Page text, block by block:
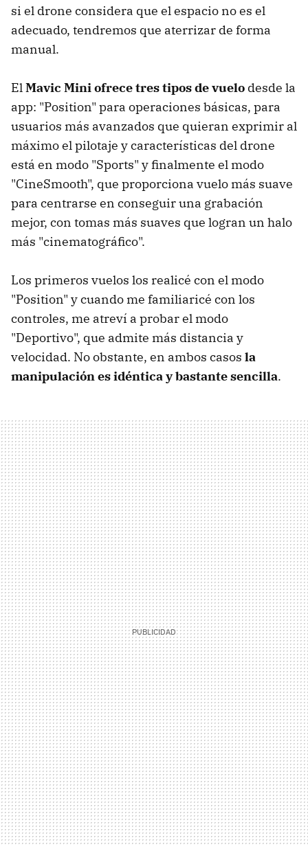
si el drone considera que el espacio no es el
adecuado, tendremos que aterrizar de forma
manual.
El Mavic Mini ofrece tres tipos de vuelo desde la
app: "Position" para operaciones básicas, para
usuarios más avanzados que quieran exprimir al
máximo el pilotaje y características del drone
está en modo "Sports" y finalmente el modo
"CineSmooth", que proporciona vuelo más suave
para centrarse en conseguir una grabación
mejor, con tomas más suaves que logran un halo
más "cinematográfico".
Los primeros vuelos los realicé con el modo
"Position" y cuando me familiaricé con los
controles, me atreví a probar el modo
"Deportivo", que admite más distancia y
velocidad. No obstante, en ambos casos la
manipulación es idéntica y bastante sencilla.